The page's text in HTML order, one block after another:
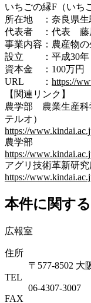
いちごの縁F（いち
所在地 ：奈良県生
代表者 ：代表
事業内容：農産物
設立 ：平成30年
資本金 ：100万円
URL ： https://
【関連リンク】
農学部 農業生産
テルオ）
https://
農学部
https://
アグリ技術革新研究
https://
本件に関す
広報室
住所
〒577-8502 大
TEL
06‐4307‐3007
FAX